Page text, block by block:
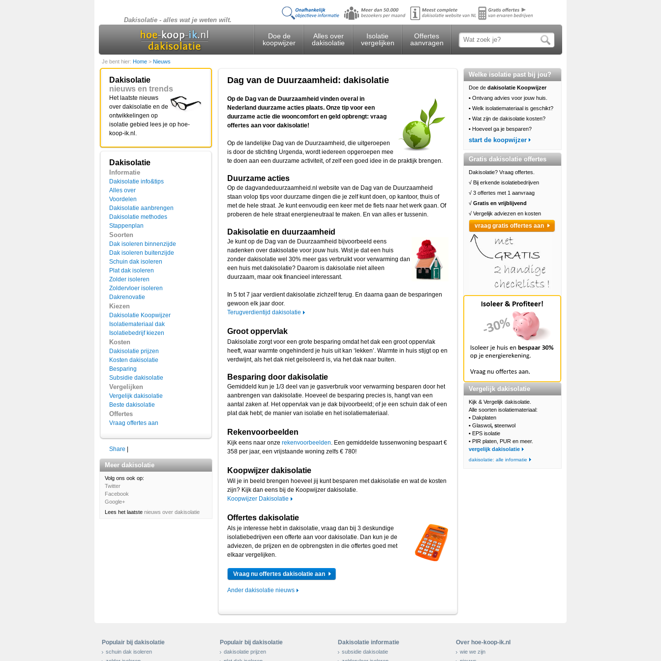
Dakisolatie - alles wat je weten wilt.
Doe de
koopwijzer
Alles over
dakisolatie
Isolatie
vergelijken
Offertes
aanvragen
Je bent hier: Home > Nieuws
Dakisolatie
nieuws en trends
Het laatste nieuws
over dakisolatie en de
ontwikkelingen op
isolatie gebied lees je op hoe-
koop-ik.nl.
Dakisolatie
Informatie
Dakisolatie info&tips
Alles over
Voordelen
Dakisolatie aanbrengen
Dakisolatie methodes
Stappenplan
Soorten
Dak isoleren binnenzijde
Dak isoleren buitenzijde
Schuin dak isoleren
Plat dak isoleren
Zolder isoleren
Zoldervloer isoleren
Dakrenovatie
Kiezen
Dakisolatie Koopwijzer
Isolatiemateriaal dak
Isolatiebedrijf kiezen
Kosten
Dakisolatie prijzen
Kosten dakisolatie
Besparing
Subsidie dakisolatie
Vergelijken
Vergelijk dakisolatie
Beste dakisolatie
Offertes
Vraag offertes aan
Share
Meer dakisolatie
Volg ons ook op:
Twitter
Facebook
Google+
Lees het laatste nieuws over dakisolatie
Dag van de Duurzaamheid: dakisolatie
Op de Dag van de Duurzaamheid vinden overal in
Nederland duurzame acties plaats. Onze tip voor een
duurzame actie die wooncomfort en geld opbrengt: vraag
offertes aan voor dakisolatie!
Op de landelijke Dag van de Duurzaamheid, die uitgeroepen
is door de stichting Urgenda, wordt iedereen opgeroepen mee
te doen aan een duurzame activiteit, of zelf een goed idee in de praktijk brengen.
Duurzame acties
Op de dagvandeduurzaamheid.nl website van de Dag van de Duurzaamheid
staan volop tips voor duurzame dingen die je zelf kunt doen, op kantoor, thuis of
met de hele straat. Je kunt eenvoudig een keer met de fiets naar het werk gaan. Of
proberen de hele straat energieneutraal te maken. En van alles er tussenin.
Dakisolatie en duurzaamheid
Je kunt op de Dag van de Duurzaamheid bijvoorbeeld eens
nadenken over dakisolatie voor jouw huis. Wist je dat een huis
zonder dakisolatie wel 30% meer gas verbruikt voor verwarming dan
een huis met dakisolatie? Daarom is dakisolatie niet alleen
duurzaam, maar ook financieel interessant.
In 5 tot 7 jaar verdient dakisolatie zichzelf terug. En daarna gaan de besparingen
gewoon elk jaar door.
Terugverdientijd dakisolatie
Groot oppervlak
Dakisolatie zorgt voor een grote besparing omdat het dak een groot oppervlak
heeft, waar warmte ongehinderd je huis uit kan ‘lekken’. Warmte in huis stijgt op en
verdwijnt, als het dak niet geïsoleerd is, via het dak naar buiten.
Besparing door dakisolatie
Gemiddeld kun je 1/3 deel van je gasverbruik voor verwarming besparen door het
aanbrengen van dakisolatie. Hoeveel de besparing precies is, hangt van een
aantal zaken af. Het oppervlak van je dak bijvoorbeeld; of je een schuin dak of een
plat dak hebt; de manier van isolatie en het isolatiemateriaal.
Rekenvoorbeelden
Kijk eens naar onze rekenvoorbeelden. Een gemiddelde tussenwoning bespaart €
358 per jaar, een vrijstaande woning zelfs € 780!
Koopwijzer dakisolatie
Wil je in beeld brengen hoeveel jij kunt besparen met dakisolatie en wat de kosten
zijn? Kijk dan eens bij de Koopwijzer dakisolatie.
Koopwijzer Dakisolatie
Offertes dakisolatie
Als je interesse hebt in dakisolatie, vraag dan bij 3 deskundige
isolatiebedrijven een offerte aan voor dakisolatie. Dan kun je de
adviezen, de prijzen en de opbrengsten in die offertes goed met
elkaar vergelijken.
Vraag nu offertes dakisolatie aan
Ander dakisolatie nieuws
Welke isolatie past bij jou?
Doe de dakisolatie Koopwijzer
• Ontvang advies voor jouw huis.
• Welk isolatiemateriaal is geschikt?
• Wat zijn de dakisolatie kosten?
• Hoeveel ga je besparen?
start de koopwijzer
Gratis dakisolatie offertes
Dakisolatie? Vraag offertes.
√ Bij erkende isolatiebedrijven
√ 3 offertes met 1 aanvraag
√ Gratis en vrijblijvend
√ Vergelijk adviezen en kosten
vraag gratis offertes aan
Vergelijk dakisolatie
Kijk & Vergelijk dakisolatie.
Alle soorten isolatiemateriaal:
• Dakplaten
• Glaswol, steenwol
• EPS isolatie
• PIR platen, PUR en meer.
vergelijk dakisolatie
dakisolatie: alle informatie
Populair bij dakisolatie
schuin dak isoleren
Populair bij dakisolatie
dakisolatie prijzen
Dakisolatie informatie
subsidie dakisolatie
Over hoe-koop-ik.nl
wie we zijn